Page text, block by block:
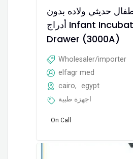
حديثي ولاده بدون
أدراج Infant Incubator without
Drawer (3000A)
Wholesaler/importer
elfagr med
cairo,
egypt
اجهزة طبية
On Call